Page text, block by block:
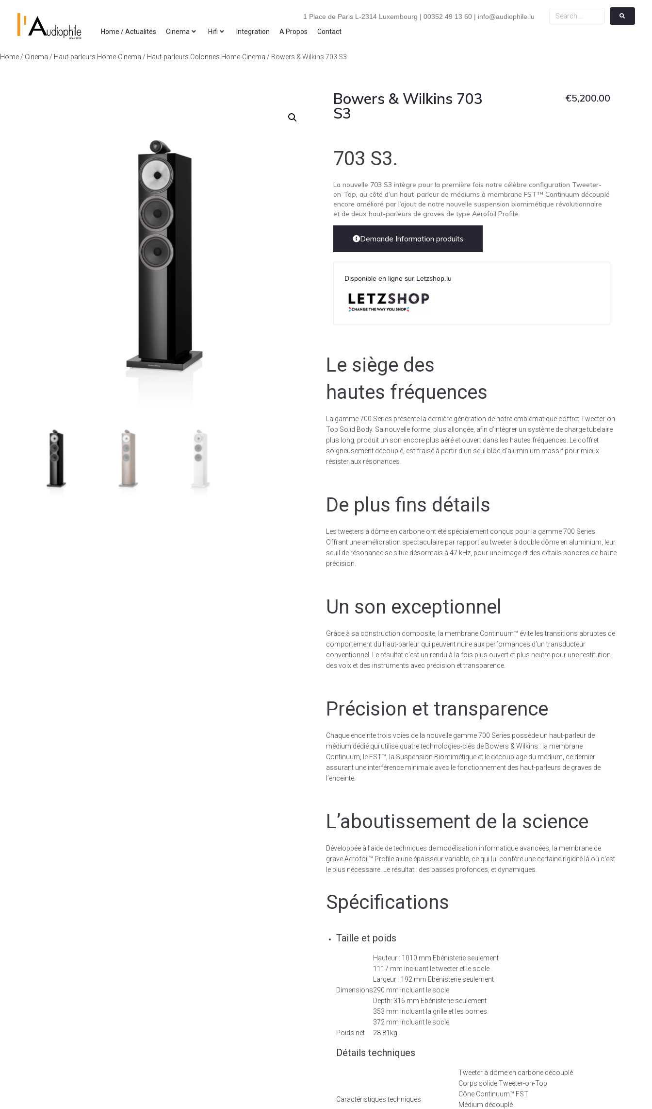
1 Place de Paris L-2314 Luxembourg | 00352 49 13 60 | info@audiophile.lu
Home / Actualités
Cinema Hifi Integration A Propos Contact
Home / Cinema / Haut-parleurs Home-Cinema / Haut-parleurs Colonnes Home-Cinema / Bowers & Wilkins 703 S3
Bowers & Wilkins 703
S3
€5,200.00
703 S3.
La nouvelle 703 S3 intègre pour la première fois notre célèbre configuration Tweeter-
on-Top, au côté d’un haut-parleur de médiums à membrane FST™ Continuum découplé
encore amélioré par l’ajout de notre nouvelle suspension biomimétique révolutionnaire
et de deux haut-parleurs de graves de type Aerofoil Profile.
Demande Information produits
Disponible en ligne sur Letzshop.lu
Le siège des
hautes fréquences
La gamme 700 Series présente la dernière génération de notre emblématique coffret Tweeter-on-
Top Solid Body. Sa nouvelle forme, plus allongée, afin d’intègrer un système de charge tubelaire
plus long, produit un son encore plus aéré et ouvert dans les hautes fréquences. Le coffret
soigneusement découplé, est fraisé à partir d’un seul bloc d’aluminium massif pour mieux
résister aux résonances.
De plus fins détails
Les tweeters à dôme en carbone ont été spécialement conçus pour la gamme 700 Series.
Offrant une amélioration spectaculaire par rapport au tweeter à double dôme en aluminium, leur
seuil de résonance se situe désormais à 47 kHz, pour une image et des détails sonores de haute
précision.
Un son exceptionnel
Grâce à sa construction composite, la membrane Continuum™ évite les transitions abruptes de
comportement du haut-parleur qui peuvent nuire aux performances d’un transducteur
conventionnel. Le résultat c’est un rendu à la fois plus ouvert et plus neutre pour une restitution
des voix et des instruments avec précision et transparence.
Précision et transparence
Chaque enceinte trois voies de la nouvelle gamme 700 Series possède un haut-parleur de
médium dédié qui utilise quatre technologies-clés de Bowers & Wilkins : la membrane
Continuum, le FST™, la Suspension Biomimétique et le découplage du médium, ce dernier
assurant une interférence minimale avec le fonctionnement des haut-parleurs de graves de
l’enceinte.
L’aboutissement de la science
Développée à l’aide de techniques de modélisation informatique avancées, la membrane de
grave Aerofoil™ Profile a une épaisseur variable, ce qui lui confère une certaine rigidité là où c’est
le plus nécessaire. Le résultat : des basses profondes, et dynamiques.
Spécifications
Taille et poids
Dimensions
Hauteur : 1010 mm Ebénisterie seulement
1117 mm incluant le tweeter et le socle
Largeur : 192 mm Ebénisterie seulement
290 mm incluant le socle
Depth: 316 mm Ebénisterie seulement
353 mm incluant la grille et les bornes
372 mm incluant le socle
Poids net
28.81kg
Détails techniques
Caractéristiques techniques
Tweeter à dôme en carbone découplé
Corps solide Tweeter-on-Top
Cône Continuum™ FST
Médium découplé